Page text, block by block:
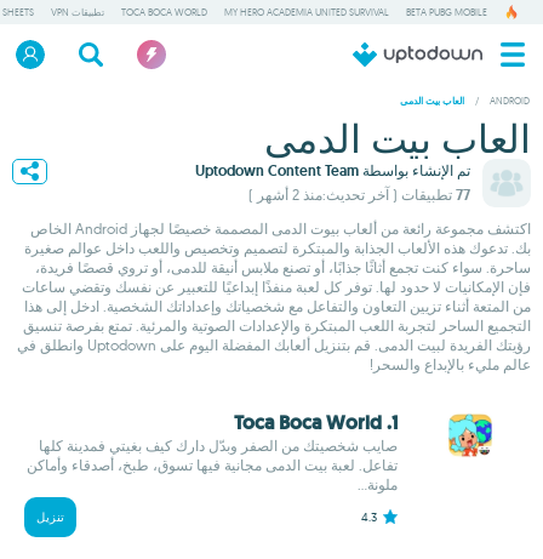
BETA PUBG MOBILE
MY HERO ACADEMIA UNITED SURVIVAL
TOCA BOCA WORLD تطبيقات VPN
ANDROID
/ العاب بيت الدمى
العاب بيت الدمى
تم الإنشاء بواسطة Uptodown Content Team
77 تطبيقات
( آخر تحديث:منذ 2 أشهر )
اكتشف مجموعة رائعة من ألعاب بيوت الدمى المصممة خصيصًا لجهاز Android الخاص
بك. تدعوك هذه الألعاب الجذابة والمبتكرة لتصميم وتخصيص واللعب داخل عوالم صغيرة
ساحرة. سواء كنت تجمع أثاثًا جذابًا، أو تصنع ملابس أنيقة للدمى، أو تروي قصصًا فريدة،
فإن الإمكانيات لا حدود لها. توفر كل لعبة منفذًا إبداعيًا للتعبير عن نفسك وتقضي ساعات
من المتعة أثناء تزيين التعاون والتفاعل مع شخصياتك وإعداداتك الشخصية. ادخل إلى هذا
التجميع الساحر لتجربة اللعب المبتكرة والإعدادات الصوتية والمرئية. تمتع بفرصة تنسيق
رؤيتك الفريدة لبيت الدمى. قم بتنزيل ألعابك المفضلة اليوم على Uptodown وانطلق في
عالم مليء بالإبداع والسحر!
1. Toca Boca World
صايب شخصيتك من الصفر وبدّل دارك كيف بغيتي فمدينة كلها
تفاعل. لعبة بيت الدمى مجانية فيها تسوق، طبخ، أصدقاء وأماكن
ملونة...
4.3 تنزيل